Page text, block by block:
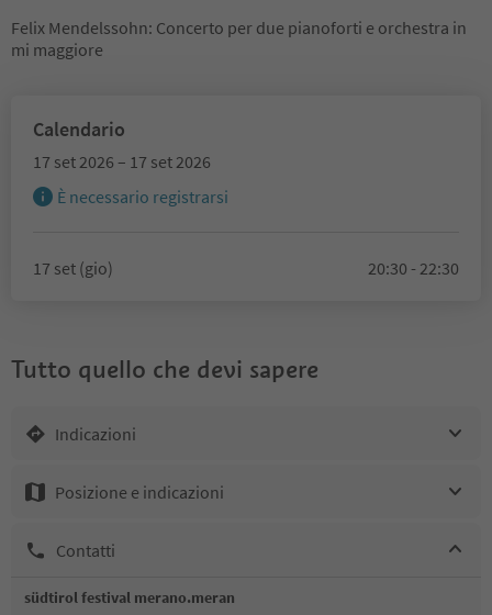
Felix Mendelssohn: Concerto per due pianoforti e orchestra in
mi maggiore
Calendario
17 set 2026 – 17 set 2026
È necessario registrarsi
17 set (gio) 20:30 - 22:30
Tutto quello che devi sapere
Indicazioni
Posizione e indicazioni
Contatti
südtirol festival merano.meran